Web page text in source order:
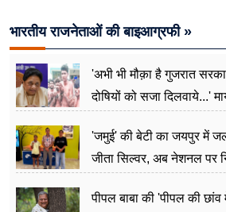
भारतीय राजनेताओं की बाइआग्रफी »
'अभी भी मौक़ा है गुजरात
दोषियों को सजा दिलवाये...'
'जमुई' की बेटी का जयपुर में
जीता सिल्वर, अब नेशनल पर
पीपल बाबा की 'पीपल की